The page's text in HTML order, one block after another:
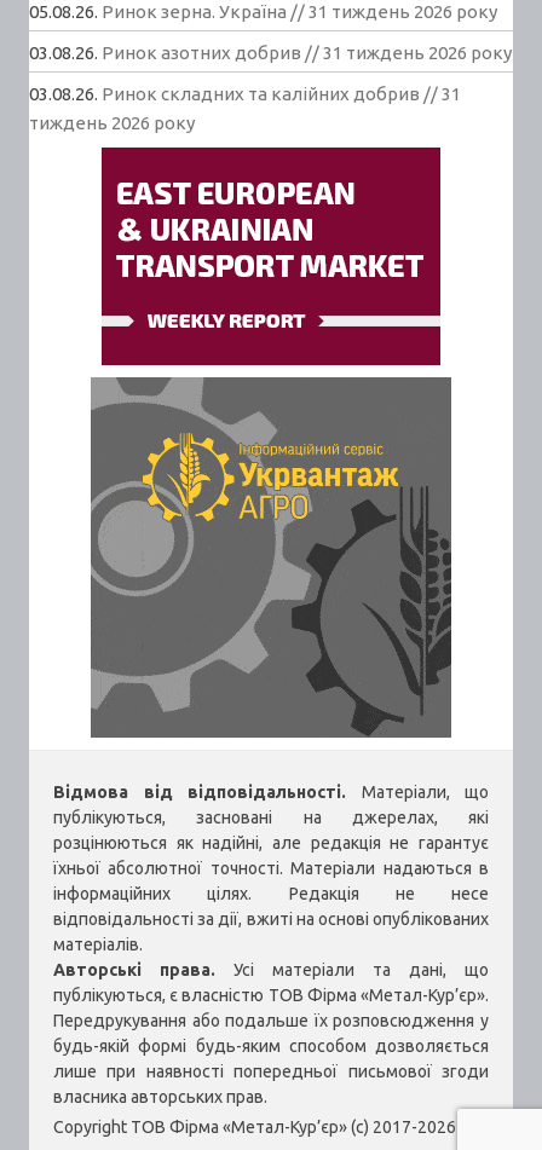
05.08.26. Ринок зерна. Україна // 31 тиждень 2026 року
03.08.26. Ринок азотних добрив // 31 тиждень 2026 року
03.08.26. Ринок складних та калійних добрив // 31
тиждень 2026 року
Відмова від відповідальності. Матеріали, що
публікуються, засновані на джерелах, які
розцінюються як надійні, але редакція не гарантує
їхньої абсолютної точності. Матеріали надаються в
інформаційних цілях. Редакція не несе
відповідальності за дії, вжиті на основі опублікованих
матеріалів.
Авторські права. Усі матеріали та дані, що
публікуються, є власністю ТОВ Фірма «Метал-Кур’єр».
Передрукування або подальше їх розповсюдження у
будь-якій формі будь-яким способом дозволяється
лише при наявності попередньої письмової згоди
власника авторських прав.
Copyright ТОВ Фірма «Метал-Кур’єр» (c) 2017-2026